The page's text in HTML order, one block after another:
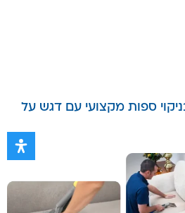
ספות מקצועי עם דגש על